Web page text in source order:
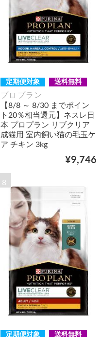
定期便対象 送料無料
プロプラン
【8/8 ～ 8/30 までポイン
ト20％相当還元】ネスレ日
本 プロプラン リブクリア
成猫用 室内飼い猫の毛玉ケ
ア チキン 3kg
¥9,746
8
定期便対象 送料無料